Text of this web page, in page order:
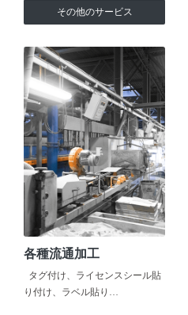
その他のサービス
各種流通加工
タグ付け、ライセンスシール貼
り付け、ラベル貼り…